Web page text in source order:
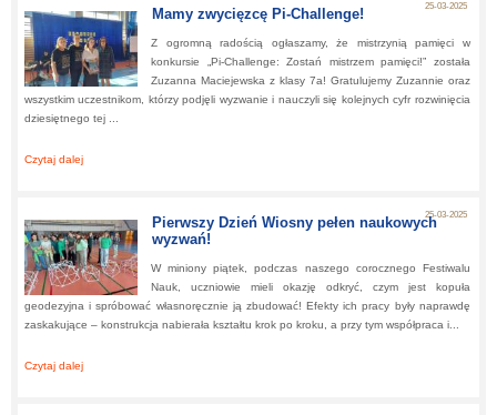
25-03-2025
Mamy zwycięzcę Pi-Challenge!
Z ogromną radością ogłaszamy, że mistrzynią pamięci w
konkursie „Pi-Challenge: Zostań mistrzem pamięci!” została
Zuzanna Maciejewska z klasy 7a! Gratulujemy Zuzannie oraz
wszystkim uczestnikom, którzy podjęli wyzwanie i nauczyli się kolejnych cyfr rozwinięcia
dziesiętnego tej ...
Czytaj dalej
25-03-2025
Pierwszy Dzień Wiosny pełen naukowych
wyzwań!
W miniony piątek, podczas naszego corocznego Festiwalu
Nauk, uczniowie mieli okazję odkryć, czym jest kopuła
geodezyjna i spróbować własnoręcznie ją zbudować! Efekty ich pracy były naprawdę
zaskakujące – konstrukcja nabierała kształtu krok po kroku, a przy tym współpraca i...
Czytaj dalej